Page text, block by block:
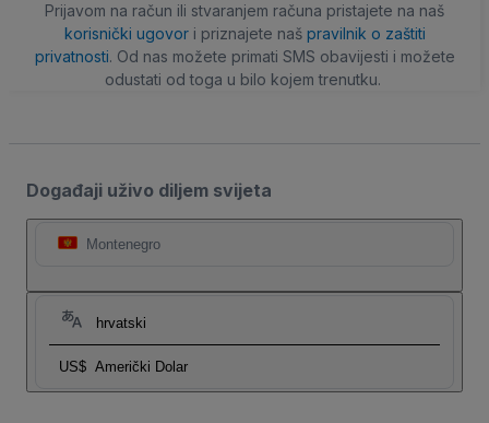
Prijavom na račun ili stvaranjem računa pristajete na naš
korisnički ugovori priznajete naš pravilnik o zaštiti
privatnosti. Od nas možete primati SMS obavijesti i možete
odustati od toga u bilo kojem trenutku.
Događaji uživo diljem svijeta
Montenegro
hrvatski
US$ Američki Dolar